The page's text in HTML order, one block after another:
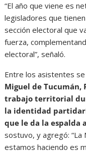
“El año que viene es
legisladores que
sección electoral que
fuerza,
electoral”, señaló.
Entre los asistentes
Miguel de Tucumán,
trabajo territorial
la identidad
que le da la espalda
sostuvo, y agregó: “La
estamos haciendo es